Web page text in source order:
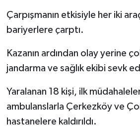
Çarpışmanın etkisiyle her iki
bariyerlere çarptı.
Kazanın ardından olay yerine
jandarma ve sağlık ekibi sevk
Yaralanan 18 kişi, ilk
ambulanslarla Çerkezköy ve
hastanelere kaldırıldı.